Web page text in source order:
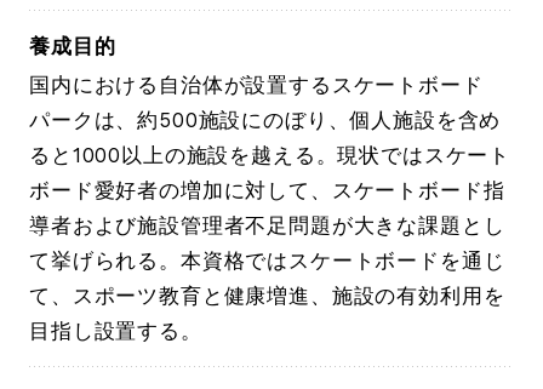
養成目的
国内における自治体が設置するスケートボード
パークは、約500施設にのぼり、個人施設を含め
ると1000以上の施設を越える。現状ではスケート
ボード愛好者の増加に対して、スケートボード指
導者および施設管理者不足問題が大きな課題とし
て挙げられる。本資格ではスケートボードを通じ
て、スポーツ教育と健康増進、施設の有効利用を
目指し設置する。